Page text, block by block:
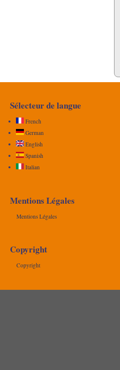
Sélecteur de langue
French
German
English
Spanish
Italian
Mentions Légales
Mentions Légales
Copyright
Copyright